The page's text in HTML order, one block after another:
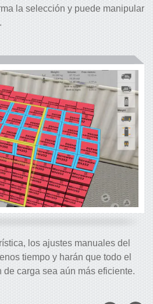
la selección y puede manipular
los ajustes manuales del
tiempo y harán que todo el
carga sea aún más eficiente.